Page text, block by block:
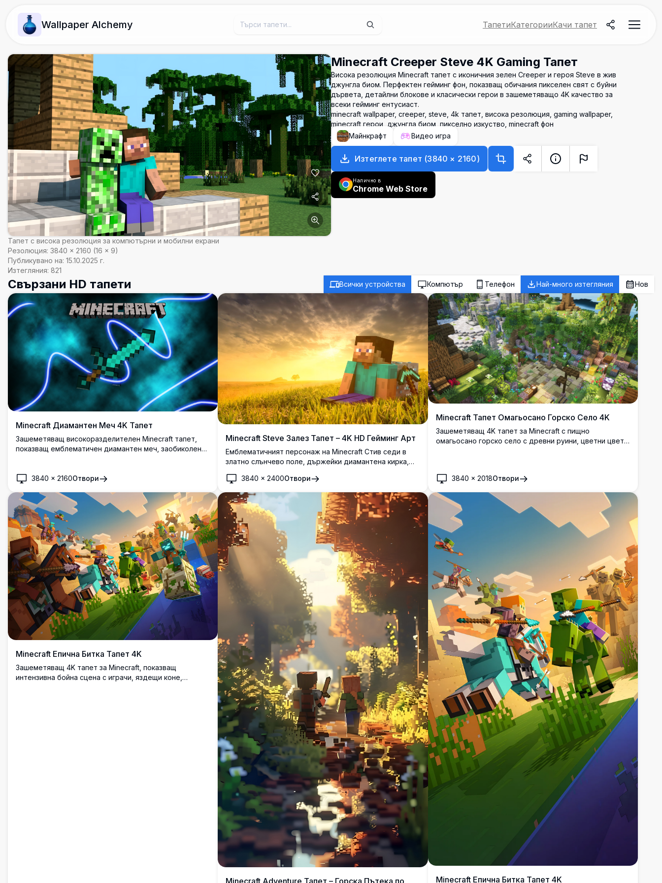
Wallpaper Alchemy ТапетиКатегорииКачи тапет
Тапет с висока резолюция за компютърни и мобилни екрани
Резолюция: 3840 × 2160 (16 × 9)
Публикувано на: 15.10.2025 г.
Изтегляния: 821
Minecraft Creeper Steve 4K Gaming Тапет
Висока резолюция Minecraft тапет с иконичния зелен Creeper и героя Steve в жив
джунгла биом. Перфектен гейминг фон, показващ обичания пикселен свят с буйни
дървета, детайлни блокове и класически герои в зашеметяващо 4K качество за
всеки гейминг ентусиаст.
minecraft wallpaper, creeper, steve, 4k тапет, висока резолюция, gaming wallpaper,
minecraft герои, джунгла биом, пикселно изкуство, minecraft фон
Майнкрафт
Видео игра
Изтеглете тапет (3840 × 2160)
Налично в
Chrome Web Store
Свързани HD тапети Всички устройства Компютър Телефон Най-много изтегляния Нов
Minecraft Диамантен Меч 4K Тапет
Зашеметяващ високоразделителен Minecraft тапет,
показващ емблематичен диамантен меч, заобиколен
sandbox игра, които търсят премиум качествени
елементи.
3840 × 2160Отвори
Minecraft Steve Залез Тапет – 4K HD Гейминг Арт
Емблематичният персонаж на Minecraft Стив седи в
златно слънчево поле, държейки диамантена кирка,
залез от реалния свят. Перфектен тапет за феновете
на Minecraft и любителите на гейминга.
3840 ×2400Отвори
Minecraft Тапет Омагьосано Горско Село 4K
Зашеметяващ 4K тапет за Minecraft с пищно
омагьосано горско село с древни руини, цветни цветя,
3840 × 2018Отвори
Minecraft Епична Битка Тапет 4K
Зашеметяващ 4K тапет за Minecraft, показващ
интензивна бойна сцена с играчи, яздещи коне,
Minecraft Adventure Тапет – Горска Пътека по
Minecraft Епична Битка Тапет 4K